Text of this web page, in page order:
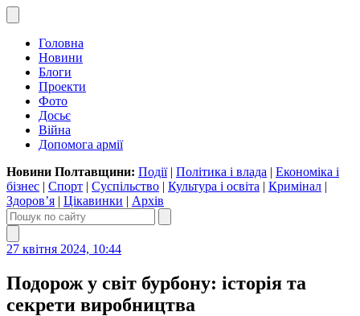
Головна
Новини
Блоги
Проекти
Фото
Досьє
Війна
Допомога армії
Новини Полтавщини: Події| Політика і влада | Економіка і
бізнес | Спорт | Суспільство | Культура і освіта | Кримінал |
Здоров’я | Цікавинки | Архів
27 квітня 2024, 10:44
Подорож у світ бурбону: історія та
секрети виробництва